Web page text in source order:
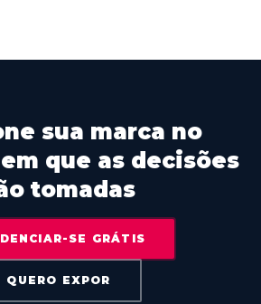
sua marca no
que as decisões
tomadas
SE GRÁTIS
QUERO EXPOR